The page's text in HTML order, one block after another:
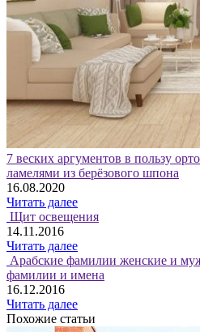
7 веских аргументов в пользу
ламелями из берёзового шпона
16.08.2020
Читать далее
Щит освещения
14.11.2016
Читать далее
Арабские фамилии женские и
фамилии и имена
16.12.2016
Читать далее
Похожие статьи